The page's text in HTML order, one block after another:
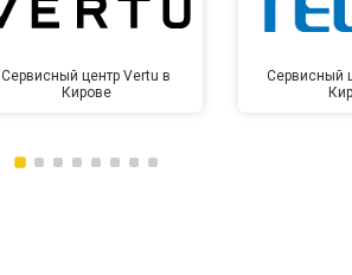
Сервисный центр Vertu в
Кирове
Сервисный